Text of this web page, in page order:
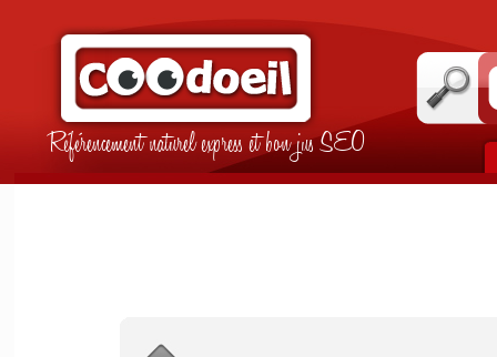
Référencement naturel express et bon jus SEO